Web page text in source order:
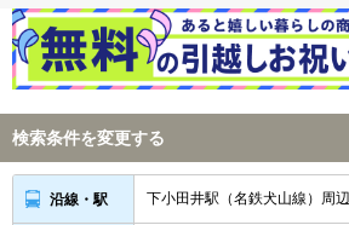
検索条件を変更する
沿線・駅 下小田井駅（名鉄犬山線）周辺